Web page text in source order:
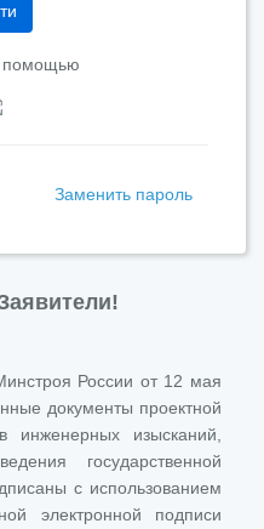
помощью
Заменить пароль
России от 12 мая
документы проектной
инженерных изысканий,
государственной
с использованием
электронной подписи